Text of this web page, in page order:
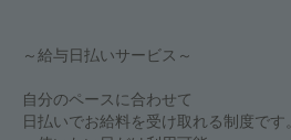
～給与日払いサービス～
自分のペースに合わせて
日払いでお給料を受け取れる制度です。